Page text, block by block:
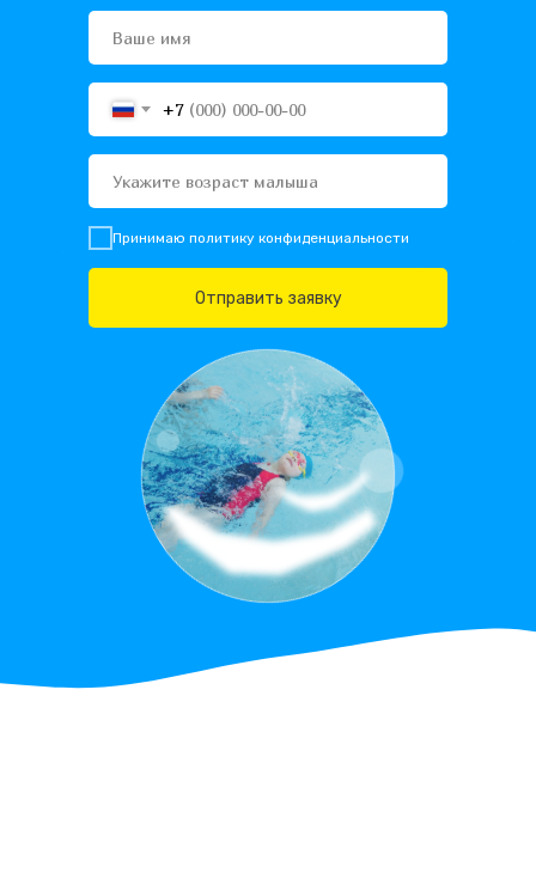
+7
Принимаю политику конфиденциальности
Отправить заявку